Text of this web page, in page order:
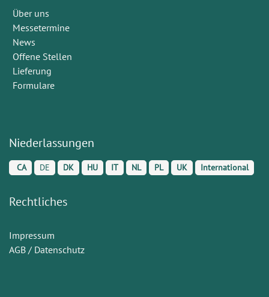
Über uns
Messetermine
News
Offene Stellen
Lieferung
Formulare
Niederlassungen
CA DE DK HU IT NL PL UK International
Rechtliches
Impressum
AGB / Datenschutz